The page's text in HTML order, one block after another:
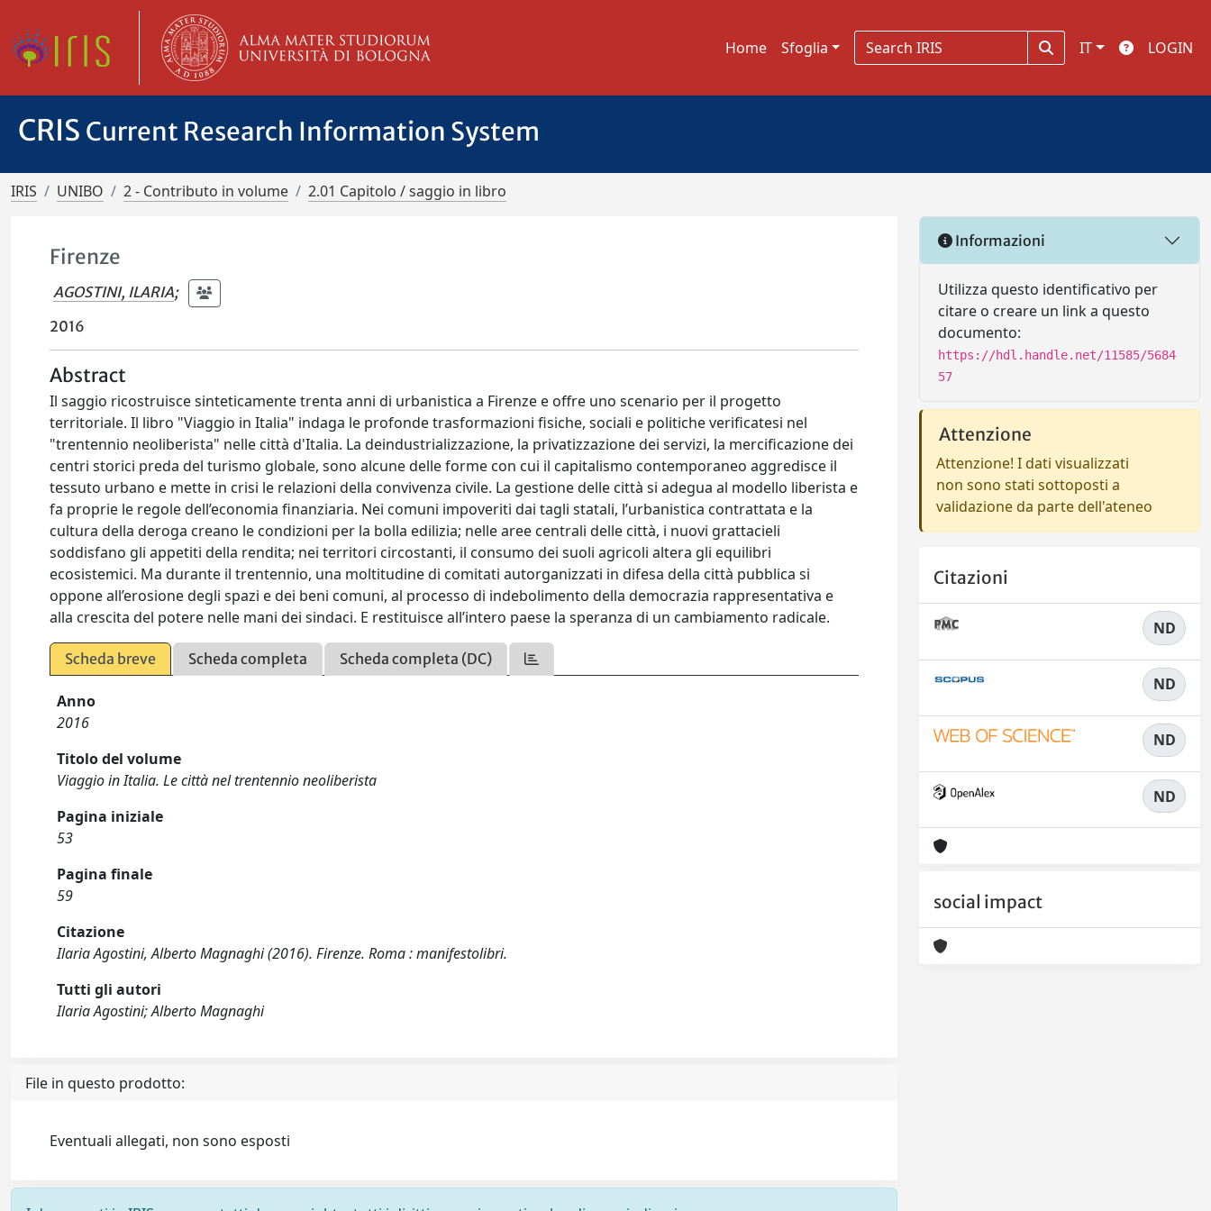
Home Sfoglia IT LOGIN
CRIS Current Research Information System
IRIS UNIBO 2 - Contributo in volume 2.01 Capitolo / saggio in libro
Firenze
AGOSTINI, ILARIA;
2016
Abstract
Il saggio ricostruisce sinteticamente trenta anni di urbanistica a Firenze e offre uno scenario per il progetto
territoriale. Il libro "Viaggio in Italia" indaga le profonde trasformazioni fisiche, sociali e politiche verificatesi nel
"trentennio neoliberista" nelle città d'Italia. La deindustrializzazione, la privatizzazione dei servizi, la mercificazione dei
centri storici preda del turismo globale, sono alcune delle forme con cui il capitalismo contemporaneo aggredisce il
tessuto urbano e mette in crisi le relazioni della convivenza civile. La gestione delle città si adegua al modello liberista e
fa proprie le regole dell’economia finanziaria. Nei comuni impoveriti dai tagli statali, l’urbanistica contrattata e la
cultura della deroga creano le condizioni per la bolla edilizia; nelle aree centrali delle città, i nuovi grattacieli
soddisfano gli appetiti della rendita; nei territori circostanti, il consumo dei suoli agricoli altera gli equilibri
ecosistemici. Ma durante il trentennio, una moltitudine di comitati autorganizzati in difesa della città pubblica si
oppone all’erosione degli spazi e dei beni comuni, al processo di indebolimento della democrazia rappresentativa e
alla crescita del potere nelle mani dei sindaci. E restituisce all’intero paese la speranza di un cambiamento radicale.
Scheda breve Scheda completa Scheda completa (DC)
Anno
2016
Titolo del volume
Viaggio in Italia. Le città nel trentennio neoliberista
Pagina iniziale
53
Pagina finale
59
Citazione
Ilaria Agostini, Alberto Magnaghi (2016). Firenze. Roma : manifestolibri.
Tutti gli autori
Ilaria Agostini; Alberto Magnaghi
File in questo prodotto:
Eventuali allegati, non sono esposti
Informazioni
Utilizza questo identificativo per
citare o creare un link a questo
documento:
https://hdl.handle.net/11585/5684
57
Attenzione
Attenzione! I dati visualizzati
non sono stati sottoposti a
validazione da parte dell'ateneo
Citazioni
ND
ND
ND
ND
social impact